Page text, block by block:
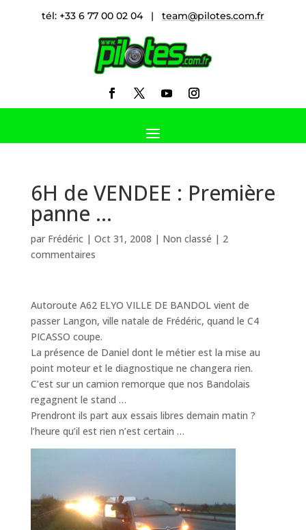
tél: +33 6 77 00 02 04 | team@pilotes.com.fr
6H de VENDEE : Première
panne …
par Frédéric| Oct 31, 2008 | Non classé | 2
commentaires
Autoroute A62 ELYO VILLE DE BANDOL vient de
passer Langon, ville natale de Frédéric, quand le C4
PICASSO coupe.
La présence de Daniel dont le métier est la mise au
point moteur et le diagnostique ne changera rien.
C’est sur un camion remorque que nos Bandolais
regagnent le stand …
Prendront ils part aux essais libres demain matin ?
l’heure qu’il est rien n’est certain …